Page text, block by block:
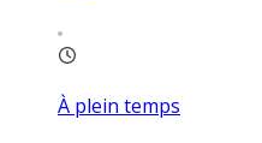
À plein temps